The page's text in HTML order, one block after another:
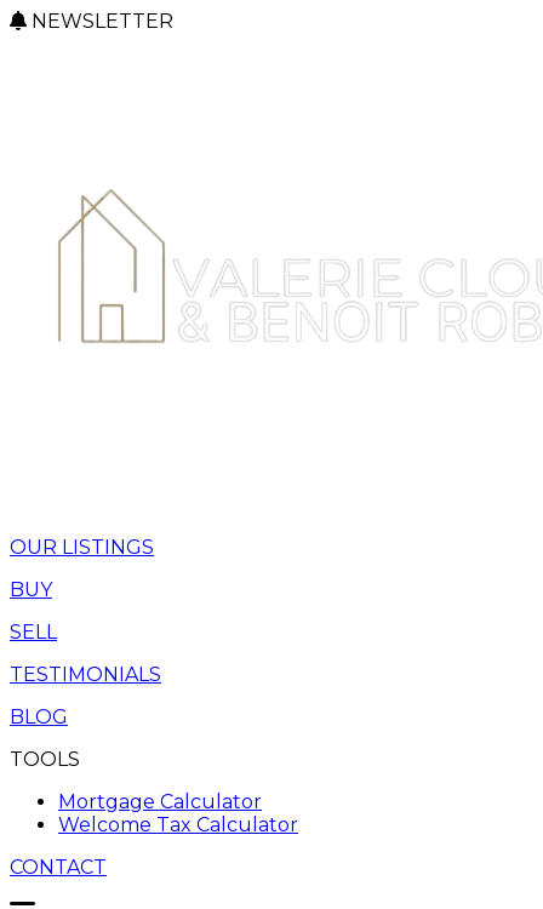
NEWSLETTER
OUR LISTINGS
BUY
SELL
TESTIMONIALS
BLOG
TOOLS
Mortgage Calculator
Welcome Tax Calculator
CONTACT